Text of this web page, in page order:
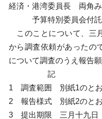
経済・港湾委員長 両角
予算特別委員会付託議
このことについて、三
から調査依頼があったの
について調査のうえ報告願
記
1 調査範囲 別紙1のとお
2 報告様式 別紙2のとお
3 提出期限 三月十九日